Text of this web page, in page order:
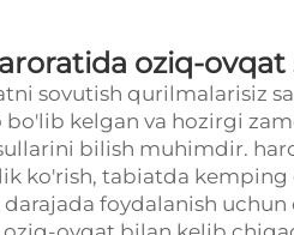
oziq-
sovutish qurilmalarisiz
kelgan va hozirgi
bilish muhimdir.
ko'rish, tabiatda
foydalanish